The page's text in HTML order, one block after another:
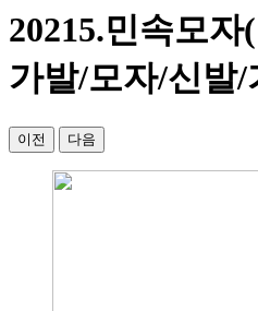
20215.민속모자
가발/모자/신발/
이전 다음